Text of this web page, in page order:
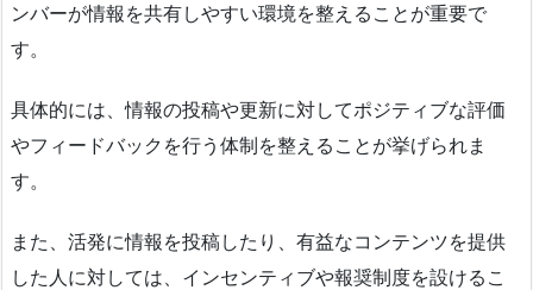
ンバーが情報を共有しやすい環境を整えることが重要で
す。
具体的には、情報の投稿や更新に対してポジティブな評価
やフィードバックを行う体制を整えることが挙げられま
す。
また、活発に情報を投稿したり、有益なコンテンツを提供
した人に対しては、インセンティブや報奨制度を設けるこ